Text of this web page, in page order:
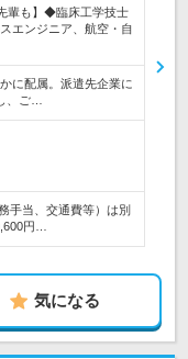
輩も】◆臨床工学技士
エンジニア、航空・自
に配属。派遣先企業に
、ご…
手当、交通費等）は別
円…
気になる